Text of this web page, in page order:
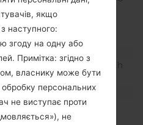
щільність пікселів на
дюйм)
і клавіатура
Зємний Li-Ion 3000 mAh
-
3.5mm jack
Версія 4.1, A2DP
якщо
наступного:
згоду на одну або
Примітка: згідно з
власнику може бути
персональних
не виступає проти
не